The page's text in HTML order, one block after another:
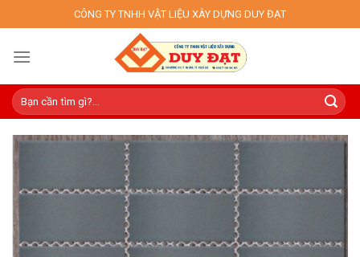
to
content
CÔNG TY TNHH VẬT LIỆU XÂY DỰNG DUY ĐẠT